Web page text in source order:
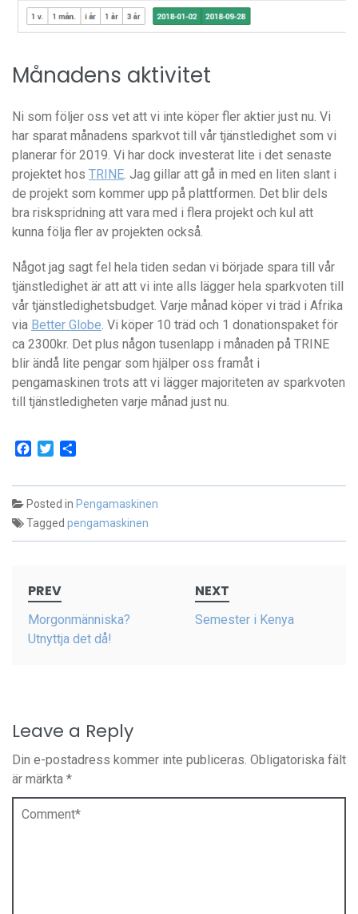
Månadens aktivitet
Ni som följer oss vet att vi inte köper fler aktier just nu. Vi
har sparat månadens sparkvot till vår tjänstledighet som vi
planerar för 2019. Vi har dock investerat lite i det senaste
projektet hos TRINE. Jag gillar att gå in med en liten slant i
de projekt som kommer upp på plattformen. Det blir dels
bra riskspridning att vara med i flera projekt och kul att
kunna följa fler av projekten också.
Något jag sagt fel hela tiden sedan vi började spara till vår
tjänstledighet är att att vi inte alls lägger hela sparkvoten till
vår tjänstledighetsbudget. Varje månad köper vi träd i Afrika
via Better Globe. Vi köper 10 träd och 1 donationspaket för
ca 2300kr. Det plus någon tusenlapp i månaden på TRINE
blir ändå lite pengar som hjälper oss framåt i
pengamaskinen trots att vi lägger majoriteten av sparkvoten
till tjänstledigheten varje månad just nu.
Facebook
Twitter
Posted in Pengamaskinen
Tagged pengamaskinen
navigation
PREV
Morgonmänniska?
Utnyttja det då!
NEXT
Semester i Kenya
Leave a Reply
Din e-postadress kommer inte publiceras. Obligatoriska fält
är märkta *